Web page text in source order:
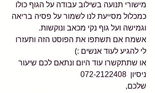
מישורי תנועה בשילוב עבודה על הגוף כולו
כמכלול מסייעת לנו לשמור על פסיה בריאה
וגמישה ועל גוף נקי מכאב ונוקשות.
אשמח אם תשתפו את הפוסט הזה ותעזרו
לי להגיע לעוד אנשים :)
או שתתקשרו עוד היום ונתאם לכם שיעור
ניסיון  072-2122408
שלכם,